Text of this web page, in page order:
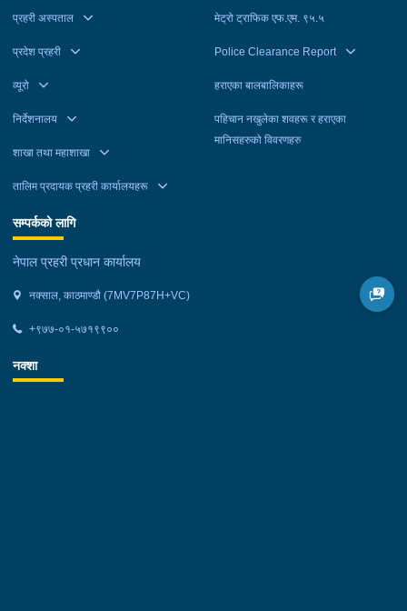
प्रहरी अस्पताल
प्रदेश प्रहरी
व्यूरो
निर्देशनालय
शाखा तथा महाशाखा
तालिम प्रदायक प्रहरी कार्यालयहरू
मेट्रो ट्राफिक एफ.एम. ९५.५
Police Clearance Report
हराएका बालबालिकाहरू
पहिचान नखुलेका शवहरू र हराएका
मानिसहरुको विवरणहरु
सम्पर्कको लागि
नेपाल प्रहरी प्रधान कार्यालय
नक्साल, काठमाण्डौ (7MV7P87H+VC)
+९७७-०१-५७१९९००
नक्शा